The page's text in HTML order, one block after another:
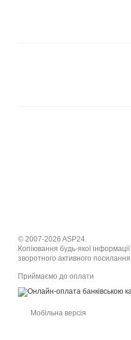
© 2007-2026 ASP24.
Копіювання будь-якої
зворотного активного
Приймаємо до оплати
Мобільна версія